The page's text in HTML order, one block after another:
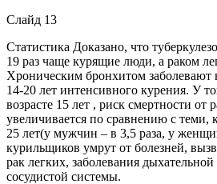
Слайд 13
Статистика Доказано, что
19 раз чаще курящие люди, а раком
Хроническим бронхитом заболевают
14-20 лет интенсивного курения. У
возрасте 15 лет , риск смертности от
увеличивается по сравнению с теми,
25 лет(у мужчин – в 3,5 раза, у
курильщиков умрут от болезней,
рак легких, заболевания
сосудистой системы.